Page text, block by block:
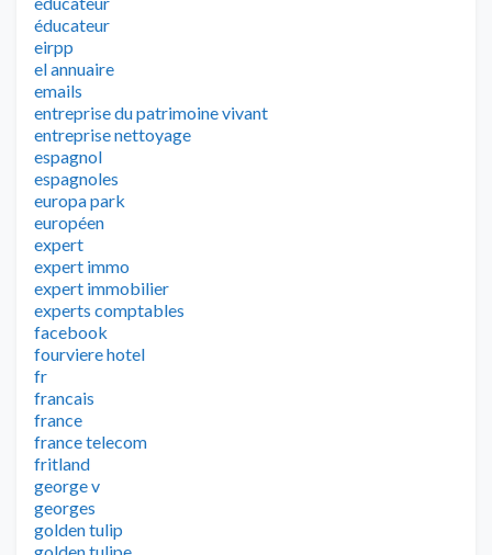
éducateur
eirpp
el annuaire
emails
entreprise du patrimoine vivant
entreprise nettoyage
espagnol
espagnoles
europa park
européen
expert
expert immo
expert immobilier
experts comptables
facebook
fourviere hotel
fr
francais
france
france telecom
fritland
george v
georges
golden tulip